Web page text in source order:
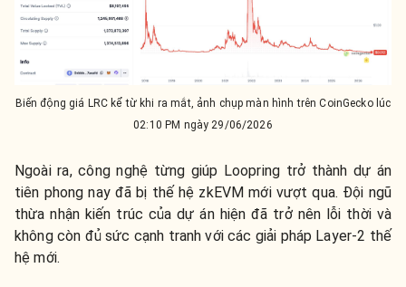
Biến động giá LRC kể từ khi ra mắt, ảnh chụp màn hình trên CoinGecko lúc
02:10 PM ngày 29/06/2026
Ngoài ra, công nghệ từng giúp Loopring trở thành dự án
tiên phong nay đã bị thế hệ zkEVM mới vượt qua. Đội ngũ
thừa nhận kiến trúc của dự án hiện đã trở nên lỗi thời và
không còn đủ sức cạnh tranh với các giải pháp Layer-2 thế
hệ mới.